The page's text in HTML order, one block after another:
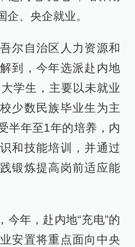
企、央企就业。
尔自治区人力资源和
到，今年选派赴内地
学生，主要以未就业
少数民族毕业生为主
半年至1年的培养，内
和技能培训，并通过
锻炼提高岗前适应能
今年，赴内地“充电”的
安置将重点面向中央